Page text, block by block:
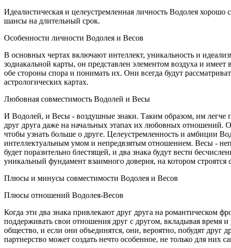
Идеалистическая и целеустремленная личность Водолея
шансы на длительный срок.
Особенности личности Водолея и Весов
В основных чертах включают интеллект, уникальность и
зодиакальной карты, он представлен элементом воздуха и
обе стороны спора и понимать их. Они всегда будут
астрологических картах.
Любовная совместимость Водолей и Весы
И Водолей, и Весы - воздушные знаки. Таким образом, им легче
друг друга даже на начальных этапах их любовных отношений.
чтобы узнать больше о друге. Целеустремленность и амбиции
интеллектуальным умом и непредвзятым отношением. Весы -
будет поразительно блестящей, и два знака будут вести
уникальный фундамент взаимного доверия, на котором
Плюсы и минусы совместимости Водолея и Весов
Плюсы отношений Водолея-Весов
Когда эти два знака привлекают друг друга на романтическом
поддерживать свои отношения друг с другом, вкладывая время
общество, и если они объединятся, они, вероятно, побудят
партнерство может создать нечто особенное, не только для них